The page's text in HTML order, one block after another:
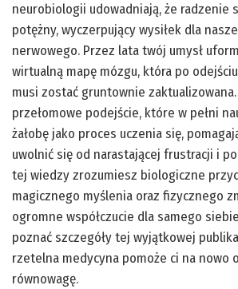
neurobiologii udowadniają, że radzenie
potężny, wyczerpujący wysiłek dla
nerwowego. Przez lata twój umysł
wirtualną mapę mózgu, która po
musi zostać gruntownie
przełomowe podejście, które w pełni
żałobę jako proces uczenia się,
uwolnić się od narastającej frustracji i
tej wiedzy zrozumiesz biologiczne
magicznego myślenia oraz fizycznego
ogromne współczucie dla samego
poznać szczegóły tej wyjątkowej
rzetelna medycyna pomoże ci na nowo
równowagę.